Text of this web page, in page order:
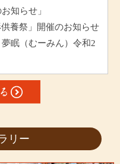
知らせ」
養祭」開催のお知らせ
眠（むーみん）令和2
リー